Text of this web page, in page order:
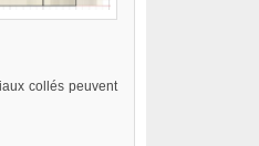
collés peuvent